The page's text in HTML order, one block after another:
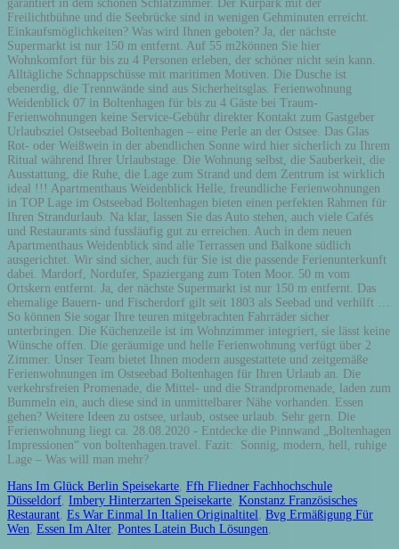
Hans Im Glück Berlin Speisekarte, Ffh Fliedner Fachhochschule
Düsseldorf, Imbery Hinterzarten Speisekarte, Konstanz Französisches
Restaurant, Es War Einmal In Italien Originaltitel, Bvg Ermäßigung Für
Wen, Essen Im Alter, Pontes Latein Buch Lösungen,